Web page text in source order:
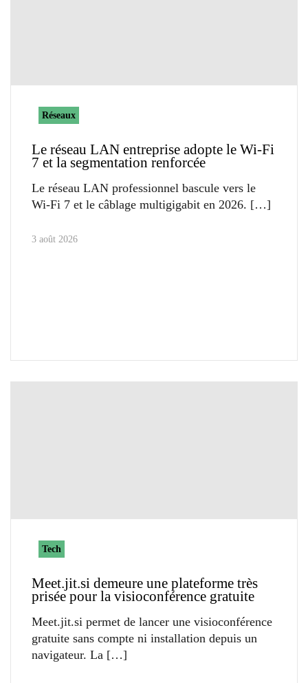
Réseaux
Le réseau LAN entreprise adopte le Wi-Fi
7 et la segmentation renforcée
Le réseau LAN professionnel bascule vers le
Wi-Fi 7 et le câblage multigigabit en 2026.
3 août 2026
Tech
Meet.jit.si demeure une plateforme très
prisée pour la visioconférence gratuite
Meet.jit.si permet de lancer une visioconférence
gratuite sans compte ni installation depuis un
navigateur. La